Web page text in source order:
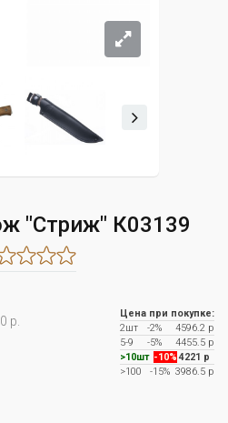
"Стриж" К03139
р.
Цена при покупке:
2шт
-2%
4596.2 р
5-9
-5%
4455.5 р
>10шт -10% 4221 р
>100
-15% 3986.5 р